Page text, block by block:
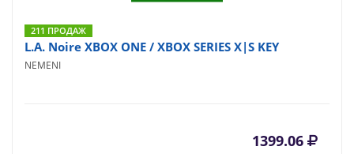
211 ПРОДАЖ
L.A. Noire XBOX ONE / XBOX SERIES X|S KEY
NEMENI
1399.06